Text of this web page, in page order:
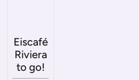
Eiscafé
Riviera
to go!